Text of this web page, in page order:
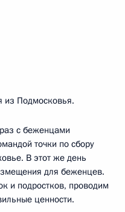
из Подмосковья.
с беженцами
точки по сбору
В этот же день
для беженцев.
и подростков, проводим
ценности.